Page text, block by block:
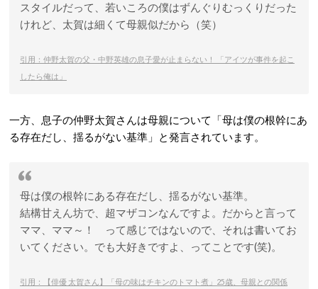
スタイルだって、若いころの僕はずんぐりむっくりだった
けれど、太賀は細くて母親似だから（笑）
引用：仲野太賀の父・中野英雄の息子愛が止まらない！ 「アイツが事件を起こ
したら俺は」
一方、息子の仲野太賀さんは母親について「母は僕の根幹にあ
る存在だし、揺るがない基準」と発言されています。
母は僕の根幹にある存在だし、揺るがない基準。
結構甘えん坊で、超マザコンなんですよ。だからと言って
ママ、ママ～！ って感じではないので、それは書いてお
いてください。でも大好きですよ、ってことです(笑)。
引用：【俳優 太賀さん】「母の味はチキンのトマト煮」25歳、母親との関係